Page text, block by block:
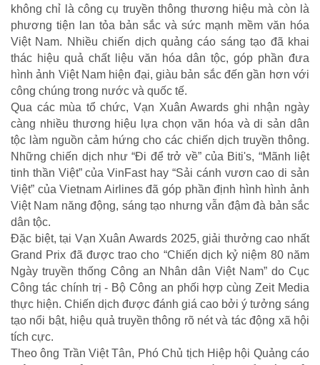
TRÁCH NHIỆM CỘNG ĐỒNG
Doanh nghiệp - Doanh nhân
Mô hình tiêu biểu
không chỉ là công cụ truyền thông thương hiệu mà còn là
phương tiện lan tỏa bản sắc và sức mạnh mềm văn hóa
Việt Nam. Nhiều chiến dịch quảng cáo sáng tạo đã khai
thác hiệu quả chất liệu văn hóa dân tộc, góp phần đưa
hình ảnh Việt Nam hiện đại, giàu bản sắc đến gần hơn với
công chúng trong nước và quốc tế.
Qua các mùa tổ chức, Vạn Xuân Awards ghi nhận ngày
càng nhiều thương hiệu lựa chọn văn hóa và di sản dân
tộc làm nguồn cảm hứng cho các chiến dịch truyền thông.
Những chiến dịch như “Đi để trở về” của Biti's, “Mãnh liệt
tinh thần Việt” của VinFast hay “Sải cánh vươn cao di sản
Việt” của Vietnam Airlines đã góp phần định hình hình ảnh
Việt Nam năng động, sáng tạo nhưng vẫn đậm đà bản sắc
dân tộc.
Đặc biệt, tại Vạn Xuân Awards 2025, giải thưởng cao nhất
Grand Prix đã được trao cho “Chiến dịch kỷ niệm 80 năm
Ngày truyền thống Công an Nhân dân Việt Nam” do Cục
Công tác chính trị - Bộ Công an phối hợp cùng Zeit Media
thực hiện. Chiến dịch được đánh giá cao bởi ý tưởng sáng
tạo nổi bật, hiệu quả truyền thông rõ nét và tác động xã hội
tích cực.
Theo ông Trần Việt Tân, Phó Chủ tịch Hiệp hội Quảng cáo